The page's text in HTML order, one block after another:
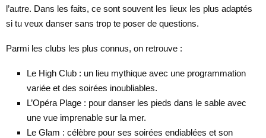
l’autre. Dans les faits, ce sont souvent les lieux les plus adaptés
si tu veux danser sans trop te poser de questions.
Parmi les clubs les plus connus, on retrouve :
Le High Club : un lieu mythique avec une programmation
variée et des soirées inoubliables.
L’Opéra Plage : pour danser les pieds dans le sable avec
une vue imprenable sur la mer.
Le Glam : célèbre pour ses soirées endiablées et son